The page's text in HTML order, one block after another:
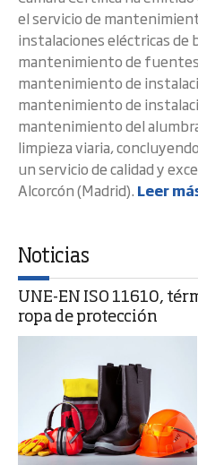
el servicio de
instalaciones eléctricas de
mantenimiento de
mantenimiento de
mantenimiento de
mantenimiento del
limpieza viaria,
un servicio de calidad y
Alcorcón (Madrid). Leer
Noticias
UNE-EN ISO 11610,
ropa de protección